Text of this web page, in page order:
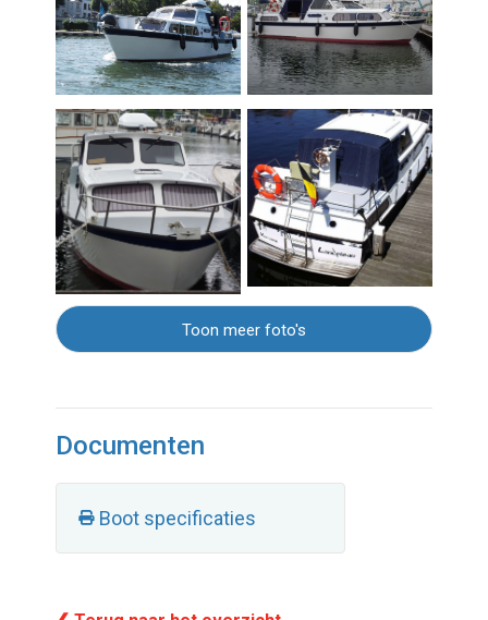
Toon meer foto's
Documenten
Boot specificaties